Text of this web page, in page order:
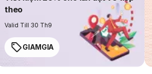
theo
Valid Till 30 Th9
GIAMGIA